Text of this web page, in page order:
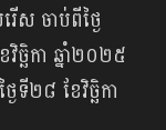
ស ចាប់ពីថ្ងៃ
ឆិកា ឆ្នាំ​២០២៥
២៨ ខែវិច្ឆិកា